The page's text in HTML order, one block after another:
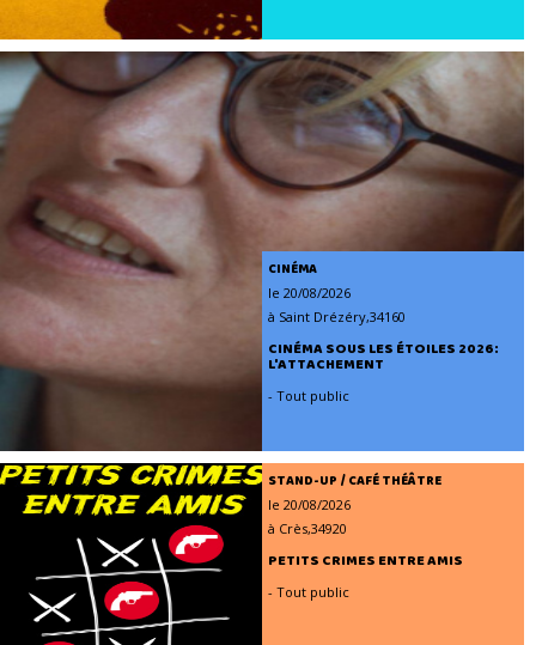
CINÉMA
le 20/08/2026
à Saint Drézéry,34160
CINÉMA SOUS LES ÉTOILES 2026:
L'ATTACHEMENT
- Tout public
STAND-UP / CAFÉ THÉÂTRE
le 20/08/2026
à Crès,34920
PETITS CRIMES ENTRE AMIS
- Tout public